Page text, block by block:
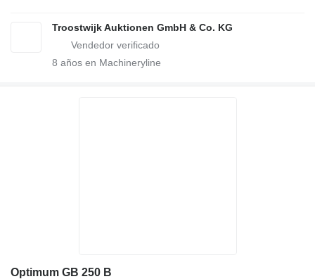
Troostwijk Auktionen GmbH & Co. KG
8 años en Machineryline
Optimum GB 250 B